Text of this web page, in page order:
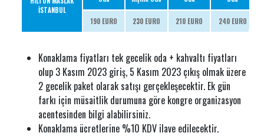
İSTANBUL
190 EURO 230 EURO 210 EURO 240 EURO
Konaklama fiyatları tek gecelik oda + kahvaltı fiyatları
olup 3 Kasım 2023 giriş, 5 Kasım 2023 çıkış olmak üzere
2 gecelik paket olarak satışı gerçekleşecektir. Ek gün
farkı için müsaitlik durumuna göre kongre organizasyon
acentesinden bilgi alabilirsiniz.
Konaklama ücretlerine %10 KDV ilave edilecektir.